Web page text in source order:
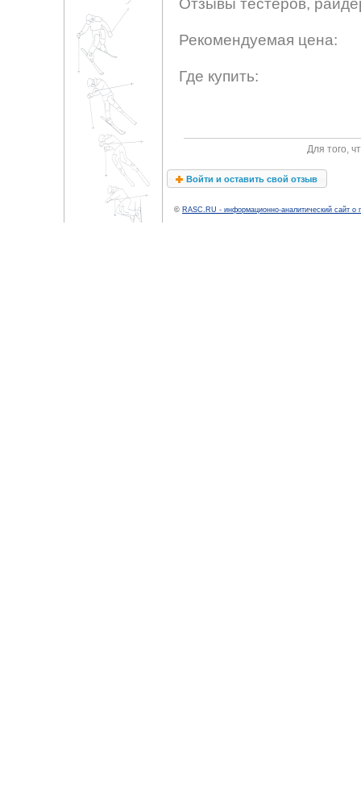
Рекомендуемая цена:
Где купить:
Для того,
Войти и оставить свой отзыв
© RASC.RU - информационно-аналитический сайт о